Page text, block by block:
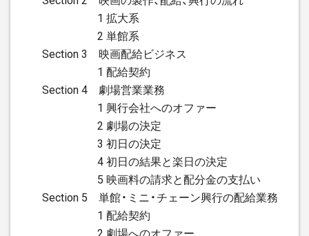
1 拡大系
2 単館系
Section 3 映画配給ビジネス
1 配給契約
Section 4 劇場営業業務
1 興行会社へのオファー
2 劇場の決定
3 初日の決定
4 初日の結果と楽日の決定
5 映画料の請求と配分金の支払い
Section 5 単館・ミニ・チェーン興行の配給業務
1 配給契約